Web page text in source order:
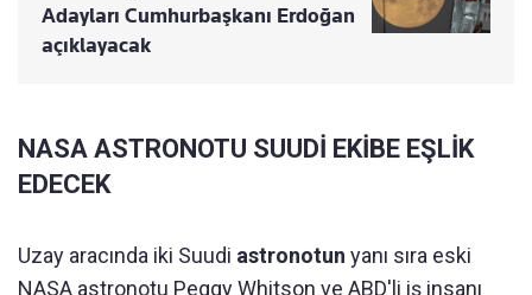
Adayları Cumhurbaşkanı Erdoğan
açıklayacak
NASA ASTRONOTU SUUDİ EKİBE EŞLİK
EDECEK
Uzay aracında iki Suudi astronotun yanı sıra eski
NASA astronotu Peggy Whitson ve ABD'li iş insanı